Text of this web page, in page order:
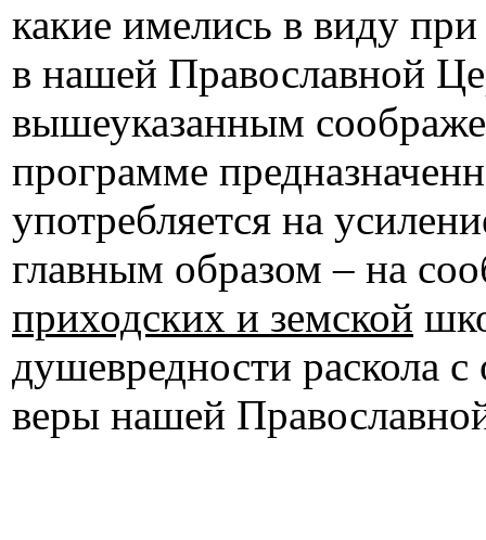
какие имелись в виду
в нашей Православной
вышеуказанным
программе
употребляется на
главным образом – на
приходских и земской
душевредности раскола
веры нашей